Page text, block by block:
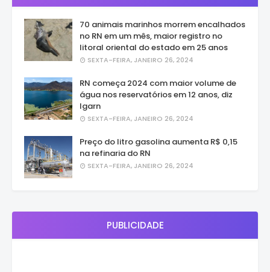
70 animais marinhos morrem encalhados
no RN em um mês, maior registro no
litoral oriental do estado em 25 anos
SEXTA-FEIRA, JANEIRO 26, 2024
RN começa 2024 com maior volume de
água nos reservatórios em 12 anos, diz
Igarn
SEXTA-FEIRA, JANEIRO 26, 2024
Preço do litro gasolina aumenta R$ 0,15
na refinaria do RN
SEXTA-FEIRA, JANEIRO 26, 2024
PUBLICIDADE